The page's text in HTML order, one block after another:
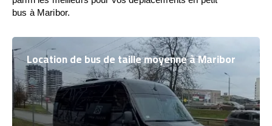
bus à Maribor.
Location de bus de taille moyenne à Maribor